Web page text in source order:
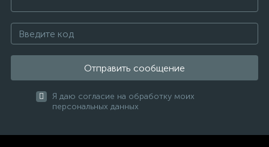
Отправить сообщение
Я даю согласие на обработку моих
персональных данных